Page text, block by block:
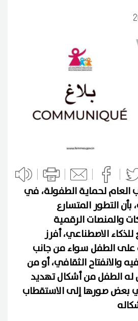
العام لحماية الطفولة، في
7 أوت، بأن التطور المتسارع
والمنصات الرقمية
الاصطناعي، أفرز
على الطفل سواء من جانب
والانفتاح الثقافي، أو من
له الطفل من أشكال تهديد
بعض صورها إلى الاستقطاب